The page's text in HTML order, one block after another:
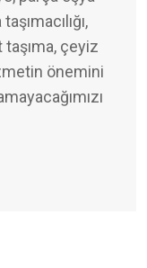
çeyiz
önemini